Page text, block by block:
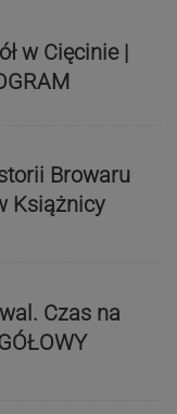
w Cięcinie |
Browaru
Książnicy
Czas na